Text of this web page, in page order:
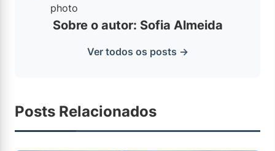
Sobre o autor: Sofia Almeida
Ver todos os posts →
Posts Relacionados